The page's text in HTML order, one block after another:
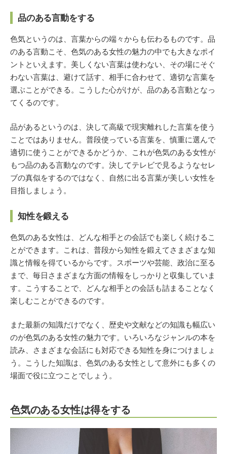
品のある言動をする
色気というのは、言葉からの端々からも伝わるものです。品
のある言動こそ、色気のある女性の魅力の中でも大きなポイ
ントといえます。美しくない言葉は使わない、その場にそぐ
わない言葉は、避けて話す、相手に合わせて、適切な言葉を
選ぶことができる。こうした心がけが、品のある言動となっ
てくるのです。
品があるというのは、決して高級で現実離れした言葉を使う
ことではありません。普段使っている言葉を、慎重に選んで
適切に使うことができるかどうか、これが色気のある女性が
もつ品のある言動なのです。決してテレビで見るようなセレ
ブの真似をするのではなく、自然に出る言葉が美しい女性を
目指しましょう。
知性を鍛える
色気のある女性は、どんな相手との会話でも楽しく続けるこ
とができます。これは、普段から知性を鍛えてさまざまな知
識と情報を得ているからです。スポーツや芸能、政治に至る
まで、毎日さまざまな方面の情報をしっかりと収集していま
す。こうすることで、どんな相手との会話も詰まることなく
楽しむことができるのです。
また最新の知識だけでなく、歴史や文献などの知識も幅広い
のが色気のある女性の魅力です。いろいろなジャンルの本を
読み、さまざまな会話にも対応できる知性を身につけましょ
う。こうした知識は、色気のある女性として意外にも多くの
場面で役に立つことでしょう。
色気のある女性は得をする